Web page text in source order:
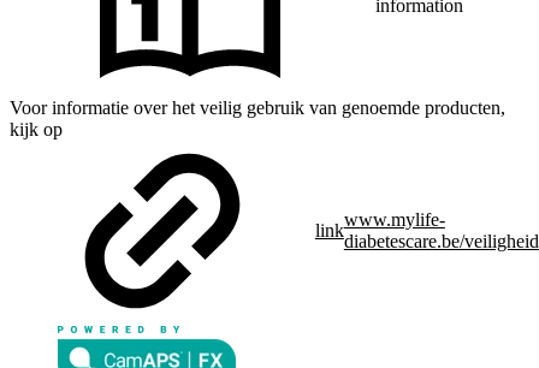
information
Voor informatie over het veilig gebruik van genoemde producten,
kijk op
link
www.mylife-
diabetescare.be/veiligheid